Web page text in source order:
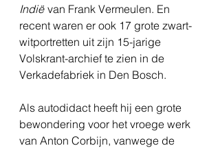
Indië van Frank Vermeulen. En
recent waren er ook 17 grote zwart-
witportretten uit zijn 15-jarige
Volskrant-archief te zien in de
Verkadefabriek in Den Bosch.
Als autodidact heeft hij een grote
bewondering voor het vroege werk
van Anton Corbijn, vanwege de